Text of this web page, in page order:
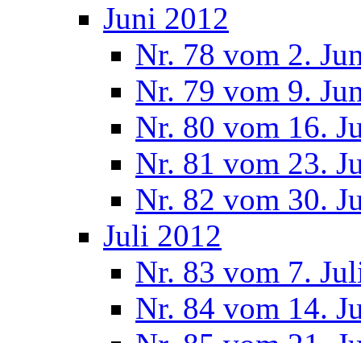
Juni 2012
Nr. 78 vom 2.
Nr. 79 vom 9.
Nr. 80 vom 16.
Nr. 81 vom 23.
Nr. 82 vom 30.
Juli 2012
Nr. 83 vom 7.
Nr. 84 vom 14.